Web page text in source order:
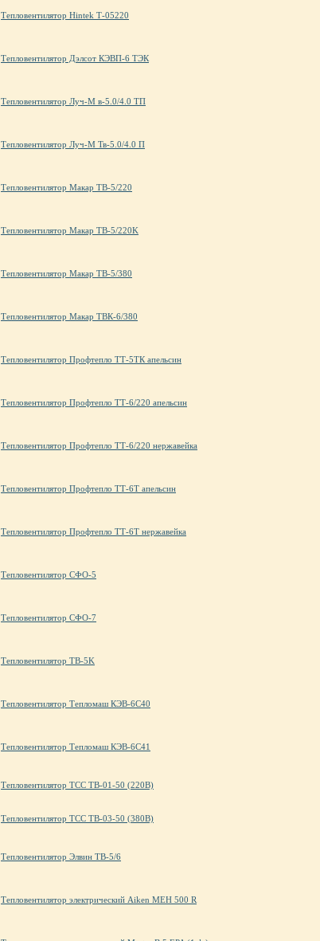
Тепловентилятор Hintek Т-05220
Тепловентилятор Дэлсот КЭВП-6 ТЭК
Тепловентилятор Луч-М в-5.0/4.0 ТП
Тепловентилятор Луч-М Тв-5.0/4.0 П
Тепловентилятор Макар ТВ-5/220
Тепловентилятор Макар ТВ-5/220K
Тепловентилятор Макар ТВ-5/380
Тепловентилятор Макар ТВК-6/380
Тепловентилятор Профтепло ТТ-5ТК апельсин
Тепловентилятор Профтепло ТТ-6/220 апельсин
Тепловентилятор Профтепло ТТ-6/220 нержавейка
Тепловентилятор Профтепло ТТ-6Т апельсин
Тепловентилятор Профтепло ТТ-6Т нержавейка
Тепловентилятор СФО-5
Тепловентилятор СФО-7
Тепловентилятор ТВ-5K
Тепловентилятор Тепломаш КЭВ-6С40
Тепловентилятор Тепломаш КЭВ-6С41
Тепловентилятор ТСС ТВ-01-50 (220В)
Тепловентилятор ТСС ТВ-03-50 (380В)
Тепловентилятор Элвин ТВ-5/6
Тепловентилятор электрический Aiken MEH 500 R